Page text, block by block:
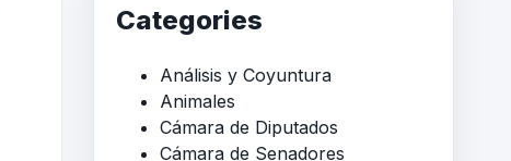
Categories
Análisis y Coyuntura
Animales
Cámara de Diputados
Cámara de Senadores